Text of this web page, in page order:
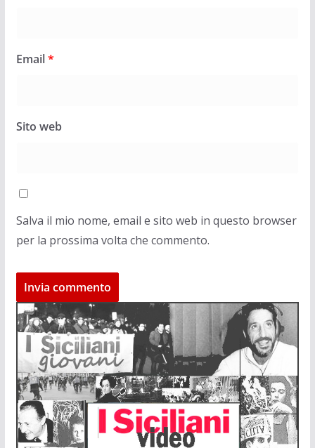
Email*
Sito web
Salva il mio nome, email e sito web in questo browser
per la prossima volta che commento.